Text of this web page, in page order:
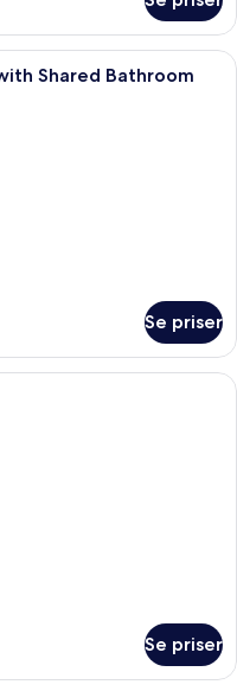
rum med en våningssäng, en
Shared Bathroom
Se priser
sovrum med en säng, ett
Se priser